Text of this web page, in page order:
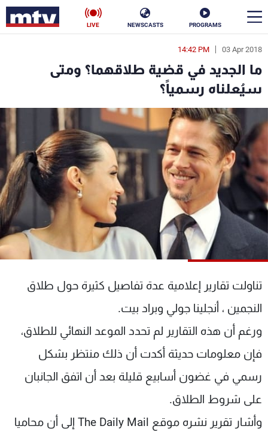
PROGRAMS
NEWSCASTS
LIVE
03 Apr 2018
14:42 PM
ما الجديد في قضية طلاقهما؟ ومتى
سيُعلناه رسمياً؟
تناولت تقارير إعلامية عدة تفاصيل كثيرة حول طلاق
النجمين ، أنجلينا جولي وبراد بيت.
ورغم أن هذه التقارير لم تحدد الموعد النهائي للطلاق،
فإن معلومات حديثة أكدت أن ذلك منتظر بشكل
رسمي في غضون أسابيع قليلة بعد أن اتفق الجانبان
على شروط الطلاق.
وأشار تقرير نشره موقع The Daily Mail إلى أن محاميا
en
الأخبار
سياسة ناس
إقتصاد فن
منوعات رياضة
كأس العالم
البرامج
جدول البرامج
شاهد البرامج
عن MTV
الإنـتـاج
لاعلاناتكم
وظائف
تواصل معنا
شروط الإسـتخدام
سياسة الخصوصية